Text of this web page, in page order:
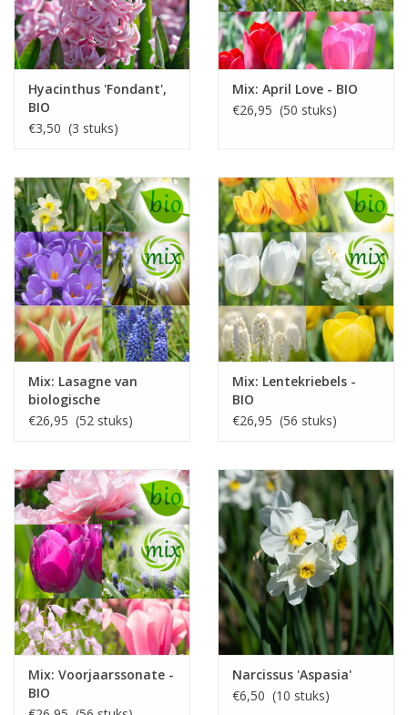
Hyacinthus 'Fondant',
BIO
€3,50 (3 stuks)
Mix: April Love - BIO
€26,95 (50 stuks)
Mix: Lasagne van
biologische
bloembollen
€26,95 (52 stuks)
Mix: Lentekriebels -
BIO
€26,95 (56 stuks)
Mix: Voorjaarssonate -
BIO
Narcissus 'Aspasia'
€6,50 (10 stuks)